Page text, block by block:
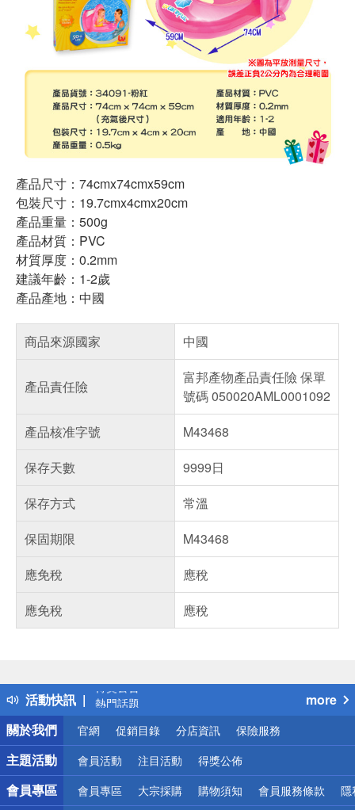
產品尺寸：74cmx74cmx59cm
包裝尺寸：19.7cmx4cmx20cm
產品重量：500g
產品材質：PVC
材質厚度：0.2mm
建議年齡：1-2歲
產品產地：中國
商品來源國家 中國
產品責任險
富邦產物產品責任險 保單
號碼 050020AML0001092
產品核准字號
M43468
保存天數
9999日
保存方式
常溫
保固期限
M43468
應免稅
應稅
應免稅
應稅
活動快訊
得獎公告
熱門話題
銀行優惠
偏遠地區配送
詐騙網頁！請小心！
more
關於我們
官網 促銷目錄 分店資訊 保險服務
主題活動 會員活動 注目活動 得獎公佈
會員專區 會員專區 大宗採購 購物須知 會員服務條款 隱